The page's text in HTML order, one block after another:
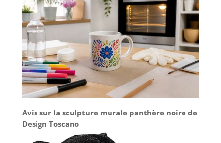
Avis sur la sculpture murale panthère noire de
Design Toscano